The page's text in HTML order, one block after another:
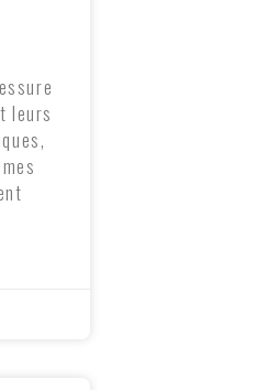
leurs